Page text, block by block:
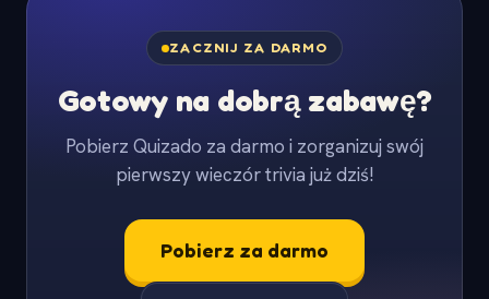
ZACZNIJ ZA DARMO
Gotowy na dobrą zabawę?
Pobierz Quizado za darmo i zorganizuj swój
pierwszy wieczór trivia już dziś!
Pobierz za darmo